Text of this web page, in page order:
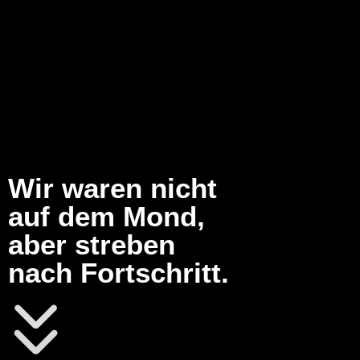
Wir waren nicht
auf dem Mond,
aber streben
nach Fortschritt.